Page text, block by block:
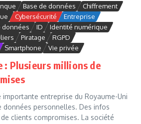
Base de données
Chiffrement
Cybersécurité
Entreprise
données ID
Identité numérique
Piratage
RGPD
Smartphone Vie privée
: Plusieurs millions de
importante entreprise du Royaume-Uni
personnelles. Des infos
clients compromises. La société